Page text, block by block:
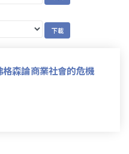
森論商業社會的危機